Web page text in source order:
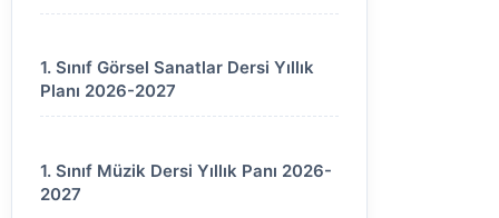
1. Sınıf Görsel Sanatlar Dersi Yıllık
Planı 2026-2027
1. Sınıf Müzik Dersi Yıllık Panı 2026-
2027